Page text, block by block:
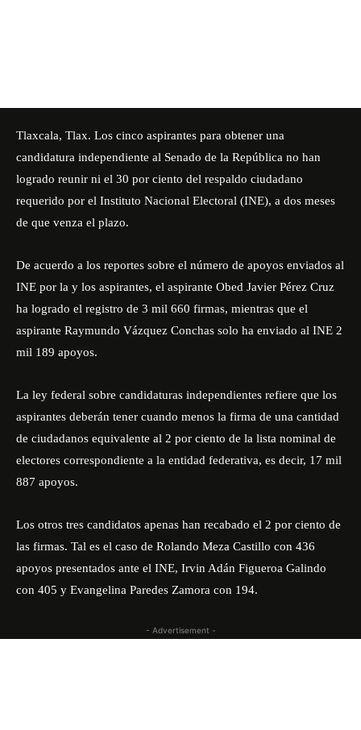
Tlaxcala, Tlax. Los cinco aspirantes para obtener una
candidatura independiente al Senado de la República no han
logrado reunir ni el 30 por ciento del respaldo ciudadano
requerido por el Instituto Nacional Electoral (INE), a dos meses
de que venza el plazo.
De acuerdo a los reportes sobre el número de apoyos enviados al
INE por la y los aspirantes, el aspirante Obed Javier Pérez Cruz
ha logrado el registro de 3 mil 660 firmas, mientras que el
aspirante Raymundo Vázquez Conchas solo ha enviado al INE 2
mil 189 apoyos.
La ley federal sobre candidaturas independientes refiere que los
aspirantes deberán tener cuando menos la firma de una cantidad
de ciudadanos equivalente al 2 por ciento de la lista nominal de
electores correspondiente a la entidad federativa, es decir, 17 mil
887 apoyos.
Los otros tres candidatos apenas han recabado el 2 por ciento de
las firmas. Tal es el caso de Rolando Meza Castillo con 436
apoyos presentados ante el INE, Irvin Adán Figueroa Galindo
con 405 y Evangelina Paredes Zamora con 194.
- Advertisement -